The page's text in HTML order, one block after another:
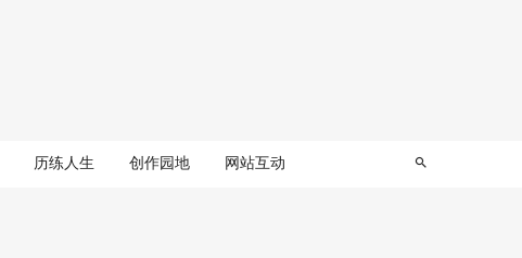
历练人生 创作园地 网站互动